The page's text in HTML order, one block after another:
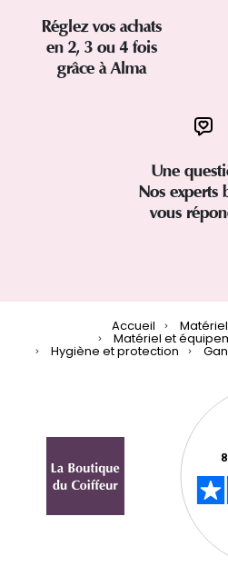
Réglez vos achats
en 2, 3 ou 4 fois
grâce à Alma
Une
Nos experts
vous
Accueil
Matériel et
Hygiène et protection